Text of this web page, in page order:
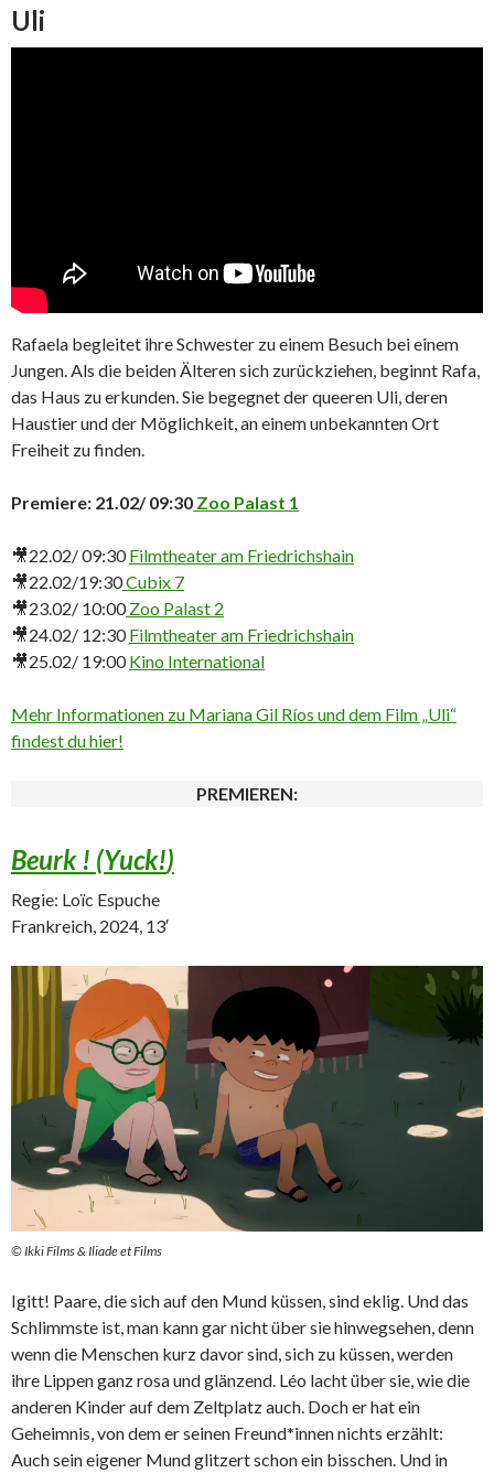
Uli
Rafaela begleitet ihre Schwester zu einem Besuch bei einem
Jungen. Als die beiden Älteren sich zurückziehen, beginnt Rafa,
das Haus zu erkunden. Sie begegnet der queeren Uli, deren
Haustier und der Möglichkeit, an einem unbekannten Ort
Freiheit zu finden.
Premiere: 21.02/ 09:30 Zoo Palast 1
🎥22.02/ 09:30Filmtheater am Friedrichshain
🎥22.02/19:30Cubix 7
🎥23.02/ 10:00Zoo Palast 2
🎥24.02/ 12:30Filmtheater am Friedrichshain
🎥25.02/ 19:00Kino International
Mehr Informationen zu Mariana Gil Ríos und dem Film „Uli“
findest du hier!
PREMIEREN:
Beurk ! (Yuck!)
Regie: Loïc Espuche
Frankreich, 2024, 13′
© Ikki Films & Iliade et Films
Igitt! Paare, die sich auf den Mund küssen, sind eklig. Und das
Schlimmste ist, man kann gar nicht über sie hinwegsehen, denn
wenn die Menschen kurz davor sind, sich zu küssen, werden
ihre Lippen ganz rosa und glänzend. Léo lacht über sie, wie die
anderen Kinder auf dem Zeltplatz auch. Doch er hat ein
Geheimnis, von dem er seinen Freund*innen nichts erzählt:
Auch sein eigener Mund glitzert schon ein bisschen. Und in